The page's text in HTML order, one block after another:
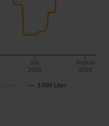
3.000 Liter
Juli
2026
August
2026